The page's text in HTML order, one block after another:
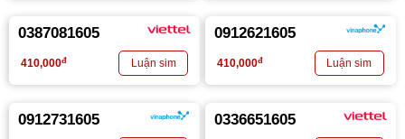
0387081605
410,000đ
0912621605
410,000đ
0912731605 0336651605